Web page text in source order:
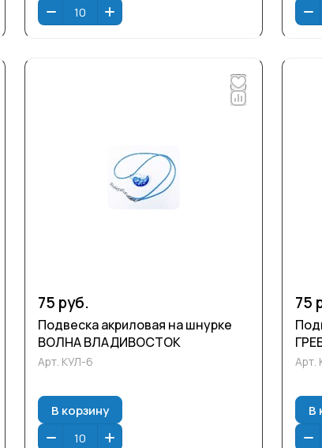
75 руб.
Подвеска акриловая на шнурке
ВОЛНА ВЛАДИВОСТОК
Арт. КУЛ-6
В корзину
75
Арт.
В